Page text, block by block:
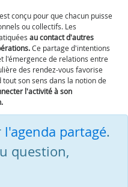
conçu pour que chacun puisse
ou collectifs. Les
au contact d'autres
Ce partage d'intentions
l'émergence de relations entre
des rendez-vous favorise
son sens dans la notion de
l'activité à son
l'agenda partagé.
question,